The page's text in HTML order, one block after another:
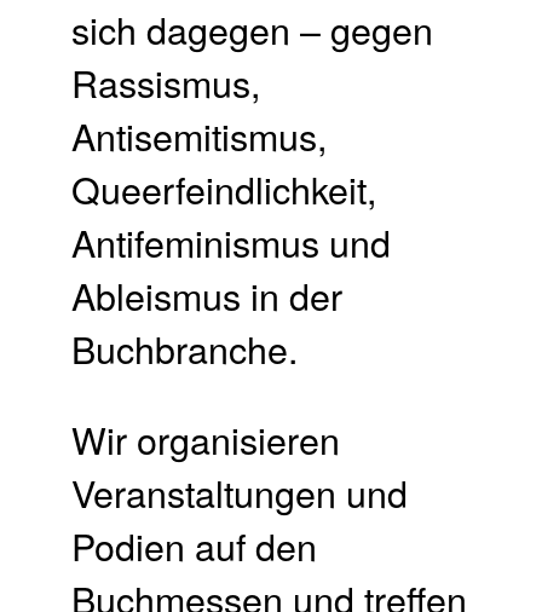
sich dagegen – gegen
Rassismus,
Antisemitismus,
Queerfeindlichkeit,
Antifeminismus und
Ableismus in der
Buchbranche.
Wir organisieren
Veranstaltungen und
Podien auf den
Buchmessen und treffen